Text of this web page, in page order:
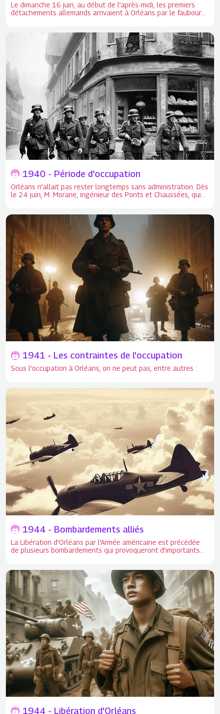
Le dimanche 16 juin, au début de l'après-midi, les premiers
détachements allemands arrivaient à Orléans par le faubourg
1940 - Période d'occupation
Orléans n'allait pas rester longtemps sans administration. Dès
le 24 juin, M. Morane, ingénieur des Ponts et Chaussées, qui
d'Orléans.
1941 - Les contraintes de l'occupation
Sous l'occupation à Orléans, on ne peut pas, entre autres :
1944 - Bombardements alliés
La Libération d'Orléans par l'Armée américaine est précédée
de plusieurs bombardements qui provoqueront d’importants
de plusieurs bombardements qui provoqueront d’importants
dégâts et feront également de nombreuses victimes civiles.
1944 - Libération d'Orléans